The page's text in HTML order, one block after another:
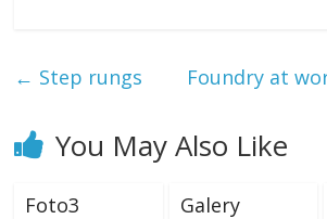
← Step rungs Foundry at
You May Also Like
Foto3 Galery